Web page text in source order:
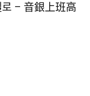
– 音銀上班高